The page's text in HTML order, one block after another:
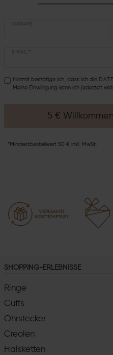
Hiermit bestätige ich, dass ich die
Meine Einwilligung kann ich jederzeit
5 €
*Mindestbestellwert 50 € inkl. MwSt.
SHOPPING-ERLEBNISSE
Ringe
Cuffs
Ohrstecker
Creolen
Halsketten